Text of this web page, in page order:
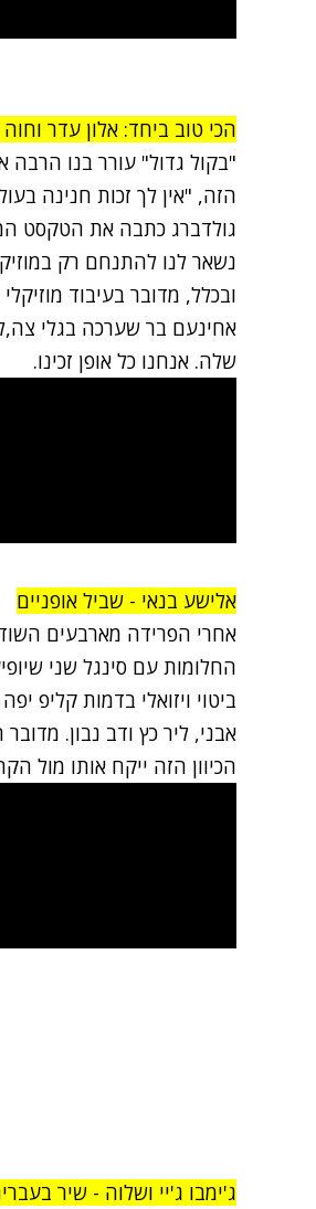
הכי טוב ביחד: אלון עדר
"בקול גדול" עורר בנו הרבה
גולדברג כתבה את הטקסט
נשאר לנו להתנחם רק
ובכלל, מדובר בעיבוד
אחינעם בר שערכה בגלי
שלה. אנחנו כל אופן זכינו.
אלישע בנאי - שביל אופניים
אחרי הפרידה מארבעים
ביטוי ויזואלי בדמות קליפ
אבני, ליר כץ ודב נבון.
הכיוון הזה ייקח אותו מול
ג'ימבו ג'יי ושלוה - שיר